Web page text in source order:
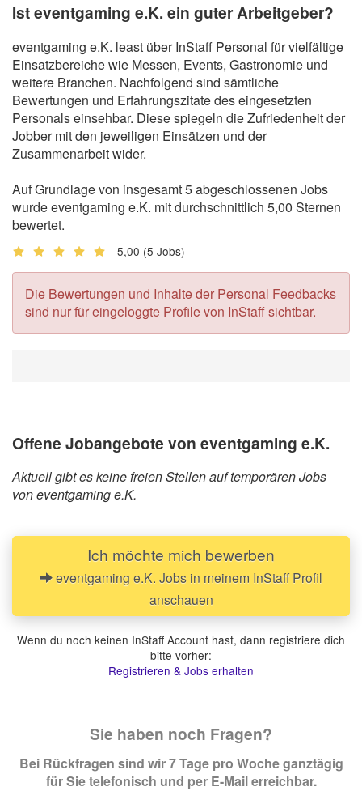
Ist eventgaming e.K. ein guter Arbeitgeber?
eventgaming e.K. least über InStaff Personal für vielfältige
Einsatzbereiche wie Messen, Events, Gastronomie und
weitere Branchen. Nachfolgend sind sämtliche
Bewertungen und Erfahrungszitate des eingesetzten
Personals einsehbar. Diese spiegeln die Zufriedenheit der
Jobber mit den jeweiligen Einsätzen und der
Zusammenarbeit wider.
Auf Grundlage von insgesamt 5 abgeschlossenen Jobs
wurde eventgaming e.K. mit durchschnittlich 5,00 Sternen
bewertet.
5,00 (5 Jobs)
Die Bewertungen und Inhalte der Personal Feedbacks
sind nur für eingeloggte Profile von InStaff sichtbar.
Offene Jobangebote von eventgaming e.K.
Aktuell gibt es keine freien Stellen auf temporären Jobs
von eventgaming e.K.
Ich möchte mich bewerben
eventgaming e.K. Jobs in meinem InStaff Profil
anschauen
Wenn du noch keinen InStaff Account hast, dann registriere dich
bitte vorher:
Registrieren & Jobs erhalten
Sie haben noch Fragen?
Bei Rückfragen sind wir 7 Tage pro Woche ganztägig
für Sie telefonisch und per E-Mail erreichbar.